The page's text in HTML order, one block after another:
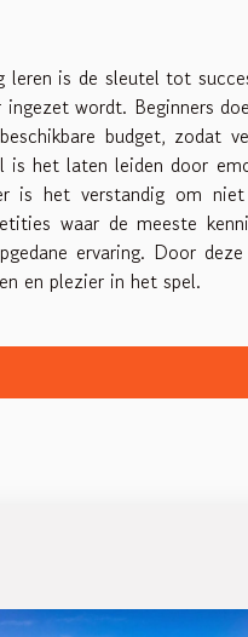
leren is de sleutel tot
wordt. Beginners
budget, zodat
is het laten leiden door
is het verstandig om
waar de meeste
ervaring. Door
en plezier in het spel.